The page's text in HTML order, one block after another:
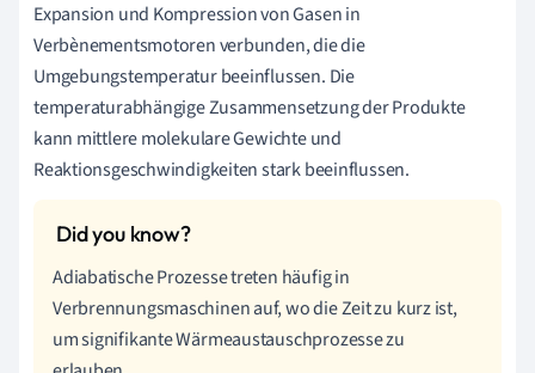
Expansion und Kompression von Gasen in
Verbènementsmotoren verbunden, die die
Umgebungstemperatur beeinflussen. Die
temperaturabhängige Zusammensetzung der Produkte
kann mittlere molekulare Gewichte und
Reaktionsgeschwindigkeiten stark beeinflussen.
Adiabatische Prozesse treten häufig in
Verbrennungsmaschinen auf, wo die Zeit zu kurz ist,
um signifikante Wärmeaustauschprozesse zu